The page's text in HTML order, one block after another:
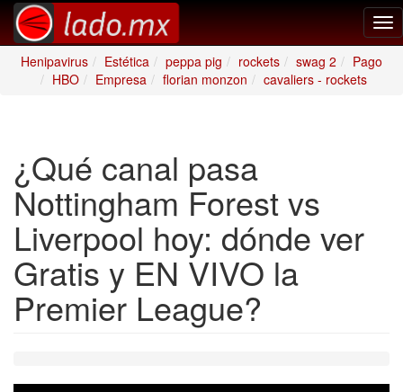
Henipavirus
Estética peppa pig rockets swag 2
Pago
HBO
Empresa florian monzon cavaliers - rockets
¿Qué canal pasa
Nottingham Forest vs
Liverpool hoy: dónde ver
Gratis y EN VIVO la
Premier League?